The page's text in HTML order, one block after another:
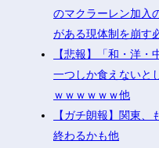
のマクラーレン加入
がある現体制を崩す
【悲報】「和・洋
一つしか食えないと
ｗｗｗｗｗｗ他
【ガチ朗報】関東、
終わるかも他